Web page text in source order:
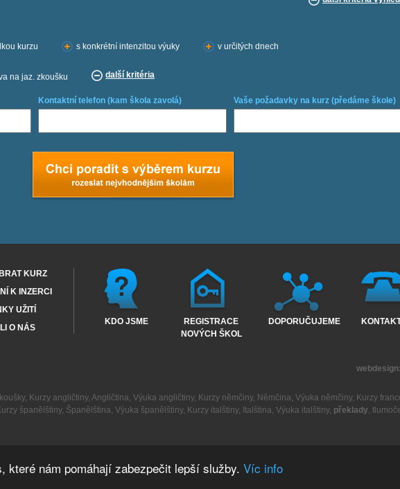
nám pomáhají zabezpečit lepší služby. Víc info
kurzu s konkrétní intenzitou výuky v určitých dnech
na jaz. zkoušku další kritéria
Kontaktní telefon (kam škola zavolá) Vaše požadavky na kurz (předáme škole)
KURZ
K INZERCI
UŽITÍ
O NÁS
KDO JSME
REGISTRACE
NOVÝCH ŠKOL
DOPORUČUJEME
webdesign:
, Kurzy angličtiny, Angličtina, Výuka angličtiny, Kurzy němčiny, Němčina, Výuka němčiny, Kurzy
španělštiny, Španělština, Výuka španělštiny, Kurzy italštiny, Italština, Výuka italštiny, překlady,